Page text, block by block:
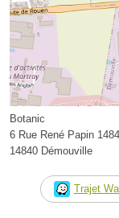
Botanic
6 Rue René Papin
14840 Démouville
Trajet